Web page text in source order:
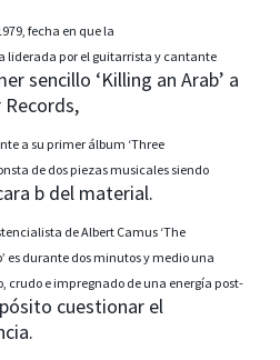
fecha en que la
liderada por el guitarrista y cantante
sencillo ‘Killing an Arab’ a
a su primer álbum ‘Three
de dos piezas musicales siendo
b del material.
de Albert Camus ‘The
es durante dos minutos y medio una
crudo e impregnado de una energía post-
cuestionar el